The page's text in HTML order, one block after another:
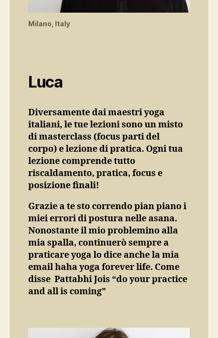
Milano, Italy
Luca
Diversamente dai maestri yoga
italiani, le tue lezioni sono un misto
di masterclass (focus parti del
corpo) e lezione di pratica. Ogni tua
lezione comprende tutto
riscaldamento, pratica, focus e
posizione finali!
Grazie a te sto correndo pian piano i
miei errori di postura nelle asana.
Nonostante il mio problemino alla
mia spalla, continuerò sempre a
praticare yoga lo dice anche la mia
email haha yoga forever life. Come
disse Pattabhi Jois “do your practice
and all is coming”